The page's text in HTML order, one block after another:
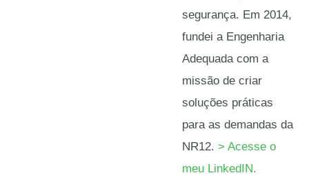
segurança. Em 2014,
fundei a Engenharia
Adequada com a
missão de criar
soluções práticas
para as demandas da
NR12. > Acesse o
meu LinkedIN.